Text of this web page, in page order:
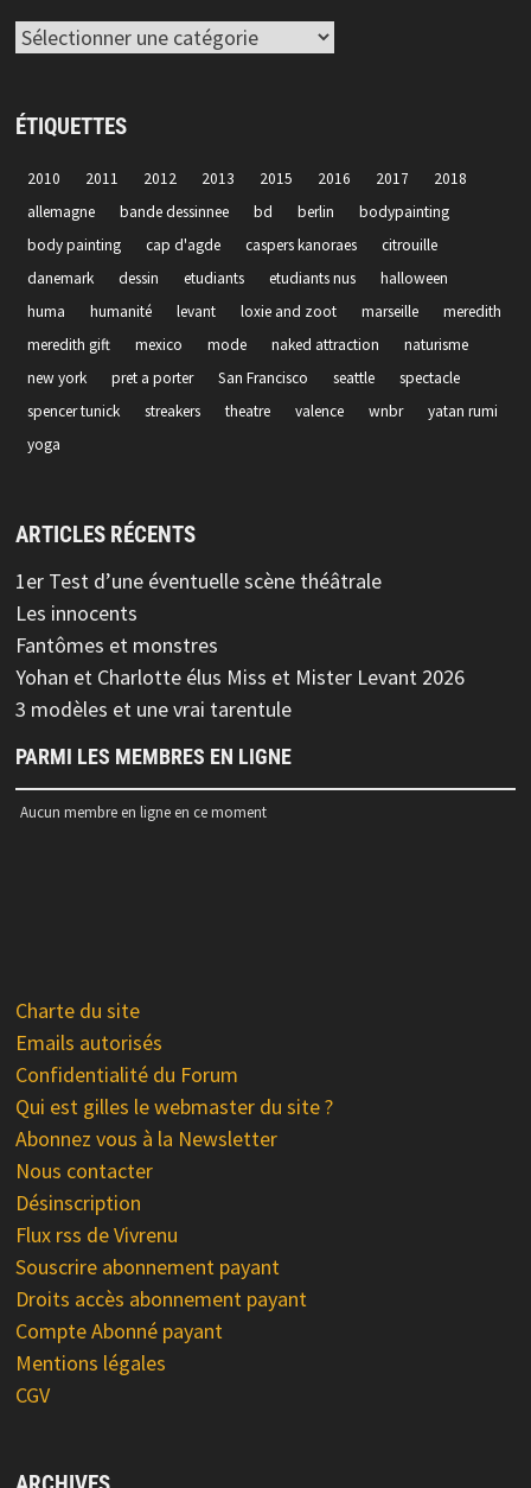
Catégories
ÉTIQUETTES
2010 2011 2012 2013 2015 2016 2017
2018
allemagne
bande dessinnee bd berlin
bodypainting
body painting
cap d'agde caspers kanoraes
citrouille
danemark
dessin etudiants etudiants nus
halloween
huma
humanité levant loxie and zoot marseille
meredith
meredith gift
mexico mode naked attraction
naturisme
new york
pret a porter San Francisco seattle
spectacle
spencer tunick
streakers theatre valence wnbr
yatan rumi
yoga
ARTICLES RÉCENTS
1er Test d’une éventuelle scène théâtrale
Les innocents
Fantômes et monstres
Yohan et Charlotte élus Miss et Mister Levant 2026
3 modèles et une vrai tarentule
PARMI LES MEMBRES EN LIGNE
Aucun membre en ligne en ce moment
Charte du site
Emails autorisés
Confidentialité du Forum
Qui est gilles le webmaster du site ?
Abonnez vous à la Newsletter
Nous contacter
Désinscription
Flux rss de Vivrenu
Souscrire abonnement payant
Droits accès abonnement payant
Compte Abonné payant
Mentions légales
CGV